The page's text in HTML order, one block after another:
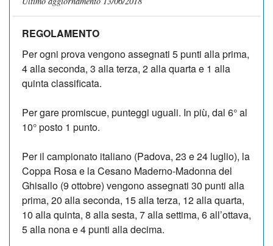
REGOLAMENTO
Per ogni prova vengono assegnati 5 punti alla prima,
4 alla seconda, 3 alla terza, 2 alla quarta e 1 alla
quinta classificata.
Per gare promiscue, punteggi uguali. In più, dal 6° al
10° posto 1 punto.
Per il campionato italiano (Padova, 23 e 24 luglio), la
Coppa Rosa e la Cesano Maderno-Madonna del
Ghisallo (9 ottobre) vengono assegnati 30 punti alla
prima, 20 alla seconda, 15 alla terza, 12 alla quarta,
10 alla quinta, 8 alla sesta, 7 alla settima, 6 all’ottava,
5 alla nona e 4 punti alla decima.